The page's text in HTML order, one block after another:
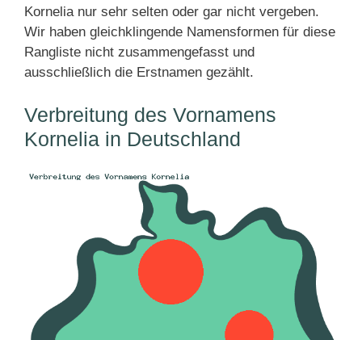
Kornelia nur sehr selten oder gar nicht vergeben.
Wir haben gleichklingende Namensformen für diese
Rangliste nicht zusammengefasst und
ausschließlich die Erstnamen gezählt.
Verbreitung des Vornamens
Kornelia in Deutschland